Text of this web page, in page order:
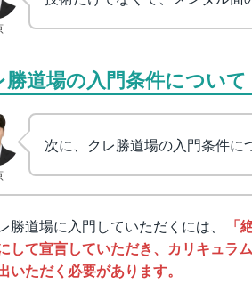
勝道場の入門条件について
次に、クレ勝道場の入門条件に
勝道場に入門していただくには、
「
して宣言していただき、カリキュラ
いただく必要があります。